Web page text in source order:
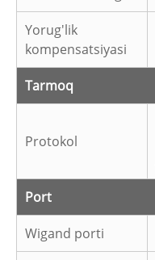
Yorug'lik
kompensatsiyasi
Tarmoq
Protokol
Port
Wigand porti